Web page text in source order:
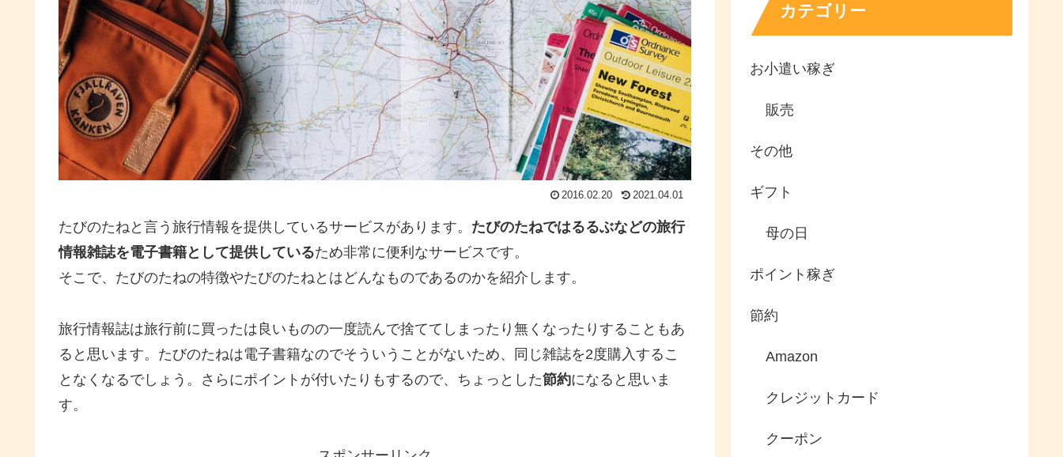
2016.02.20 2021.04.01
たびのたねと言う旅行情報を提供しているサービスがあります。 たびのたねではるるぶなどの旅行
情報雑誌を電子書籍として提供しているため非常に便利なサービスです。
そこで、たびのたねの特徴やたびのたねとはどんなものであるのかを紹介します。
旅行情報誌は旅行前に買ったは良いものの一度読んで捨ててしまったり無くなったりすることもあ
ると思います。たびのたねは電子書籍なのでそういうことがないため、同じ雑誌を2度購入するこ
となくなるでしょう。さらにポイントが付いたりもするので、ちょっとした節約になると思いま
す。
カテゴリー
お小遣い稼ぎ
販売
その他
ギフト
母の日
ポイント稼ぎ
節約
Amazon
クレジットカード
クーポン